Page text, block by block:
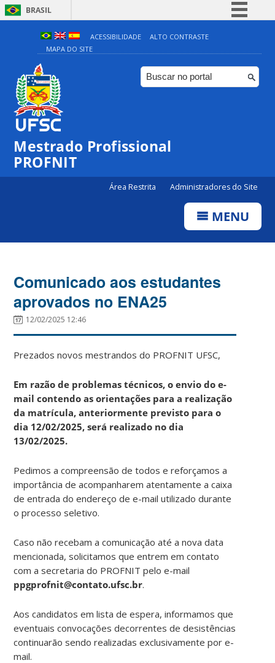
BRASIL
Simplifique!
Comunica BR
Participe
ACESSIBILIDADE
ALTO CONTRASTE
MAPA DO SITE
Mestrado Profissional
PROFNIT
Área Restrita Administradores do Site
MENU
Comunicado aos estudantes
aprovados no ENA25
12/02/2025 12:46
Prezados novos mestrandos do PROFNIT UFSC,
Em razão de problemas técnicos, o envio do e-
mail contendo as orientações para a realização
da matrícula, anteriormente previsto para o
dia 12/02/2025, será realizado no dia
13/02/2025.
Pedimos a compreensão de todos e reforçamos a
importância de acompanharem atentamente a caixa
de entrada do endereço de e-mail utilizado durante
o processo seletivo.
Caso não recebam a comunicação até a nova data
mencionada, solicitamos que entrem em contato
com a secretaria do PROFNIT pelo e-mail
ppgprofnit@contato.ufsc.br.
Aos candidatos em lista de espera, informamos que
eventuais convocações decorrentes de desistências
continuarão sendo realizadas exclusivamente por e-
mail.